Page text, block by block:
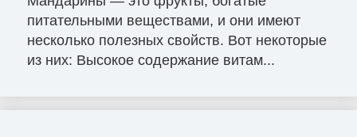
питательными веществами, и они имеют
несколько полезных свойств. Вот некоторые
из них: Высокое содержание витам...